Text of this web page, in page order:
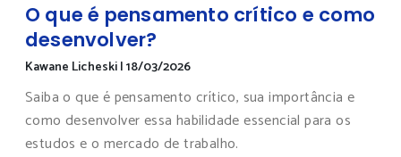
O que é pensamento crítico e como
desenvolver?
Kawane Licheski|18/03/2026
Saiba o que é pensamento crítico, sua importância e
como desenvolver essa habilidade essencial para os
estudos e o mercado de trabalho.